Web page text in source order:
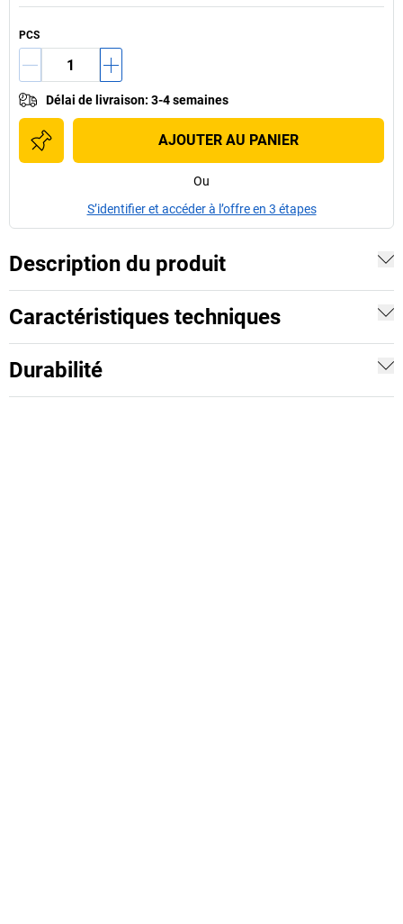
PCS
Délai de livraison: 3-4 semaines
AJOUTER AU PANIER
Ou
S’identifier et accéder à l’offre en 3 étapes
Description du produit
Caractéristiques techniques
Durabilité